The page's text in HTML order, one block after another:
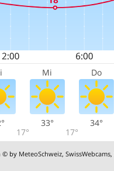
Mi Do
17°
33°
17°
34°
© by MeteoSchweiz,SwissWebcams,